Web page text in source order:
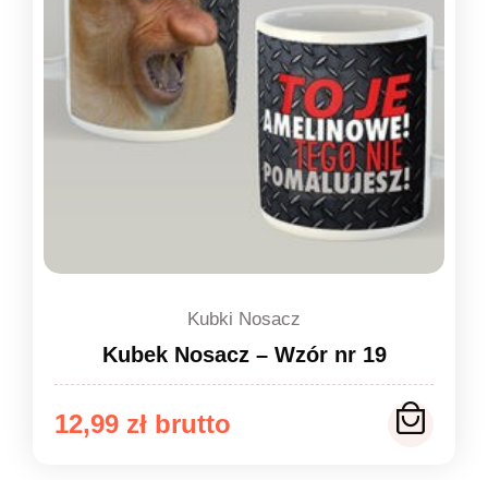
Kubki Nosacz
Kubek Nosacz – Wzór nr 19
12,99 zł